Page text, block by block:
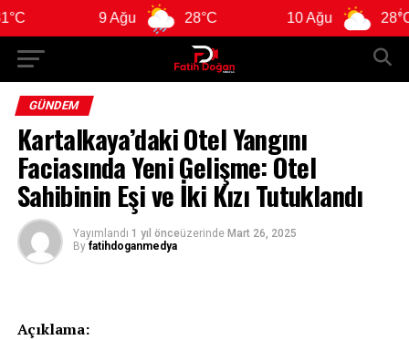
28°C 10 Ağu 28°C
GÜNDEM
Kartalkaya’daki Otel Yangını
Faciasında Yeni Gelişme: Otel
Sahibinin Eşi ve İki Kızı Tutuklandı
Yayımlandı 1 yıl önceüzerinde Mart 26, 2025
By fatihdoganmedya
Açıklama: